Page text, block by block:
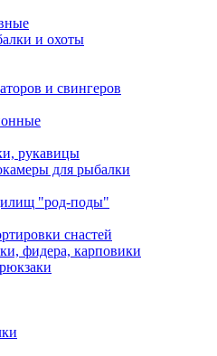
и охоты
и свингеров
рукавицы
для рыбалки
"род-поды"
снастей
фидера, карповики